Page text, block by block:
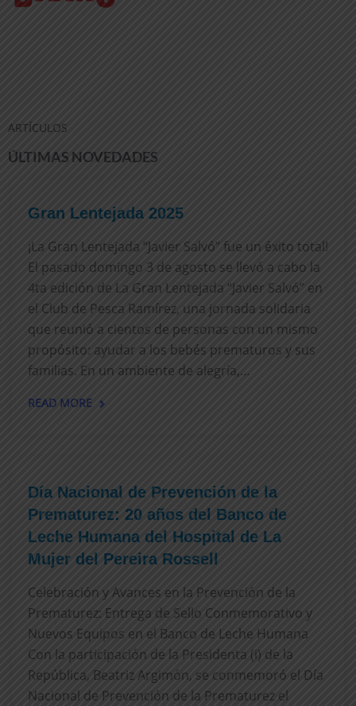
ARTÍCULOS
ÚLTIMAS NOVEDADES
Gran Lentejada 2025
¡La Gran Lentejada “Javier Salvó” fue un éxito total!
El pasado domingo 3 de agosto se llevó a cabo la
4ta edición de La Gran Lentejada “Javier Salvó” en
el Club de Pesca Ramírez, una jornada solidaria
que reunió a cientos de personas con un mismo
propósito: ayudar a los bebés prematuros y sus
familias. En un ambiente de alegría,…
READ MORE
Día Nacional de Prevención de la
Prematurez: 20 años del Banco de
Leche Humana del Hospital de La
Mujer del Pereira Rossell
Celebración y Avances en la Prevención de la
Prematurez: Entrega de Sello Conmemorativo y
Nuevos Equipos en el Banco de Leche Humana
Con la participación de la Presidenta (i) de la
República, Beatriz Argimón, se conmemoró el Día
Nacional de Prevención de la Prematurez el